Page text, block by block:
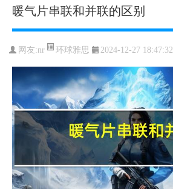
暖气片串联和并联的区别
网友:nr 环球雅思 2024-12-27 18:47:32